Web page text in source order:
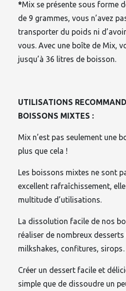
*Mix se présente sous forme
de 9 grammes, vous n’avez
transporter du poids ni d’avoir
vous. Avec une boîte de Mix,
jusqu’à 36 litres de boisson.
UTILISATIONS
BOISSONS MIXTES :
Mix n’est pas seulement une
plus que cela !
Les boissons mixtes ne sont
excellent rafraîchissement,
multitude d’utilisations.
La dissolution facile de nos
réaliser de nombreux desserts
milkshakes, confitures,
Créer un dessert facile et
simple que de dissoudre un